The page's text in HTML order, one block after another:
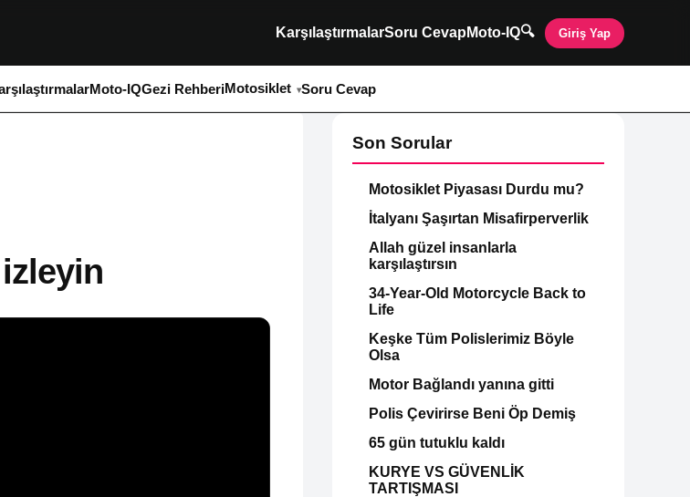
KarşılaştırmalarSoru Cevap Moto-IQ🔍 Giriş Yap
Moto-IQGezi RehberiMotosiklet Soru Cevap
Son Sorular
Motosiklet Piyasası Durdu mu?
İtalyanı Şaşırtan Misafirperverlik
Allah güzel insanlarla
karşılaştırsın
34-Year-Old Motorcycle Back to
Life
Keşke Tüm Polislerimiz Böyle
Olsa
Motor Bağlandı yanına gitti
Polis Çevirirse Beni Öp Demiş
65 gün tutuklu kaldı
KURYE VS GÜVENLİK
TARTIŞMASI